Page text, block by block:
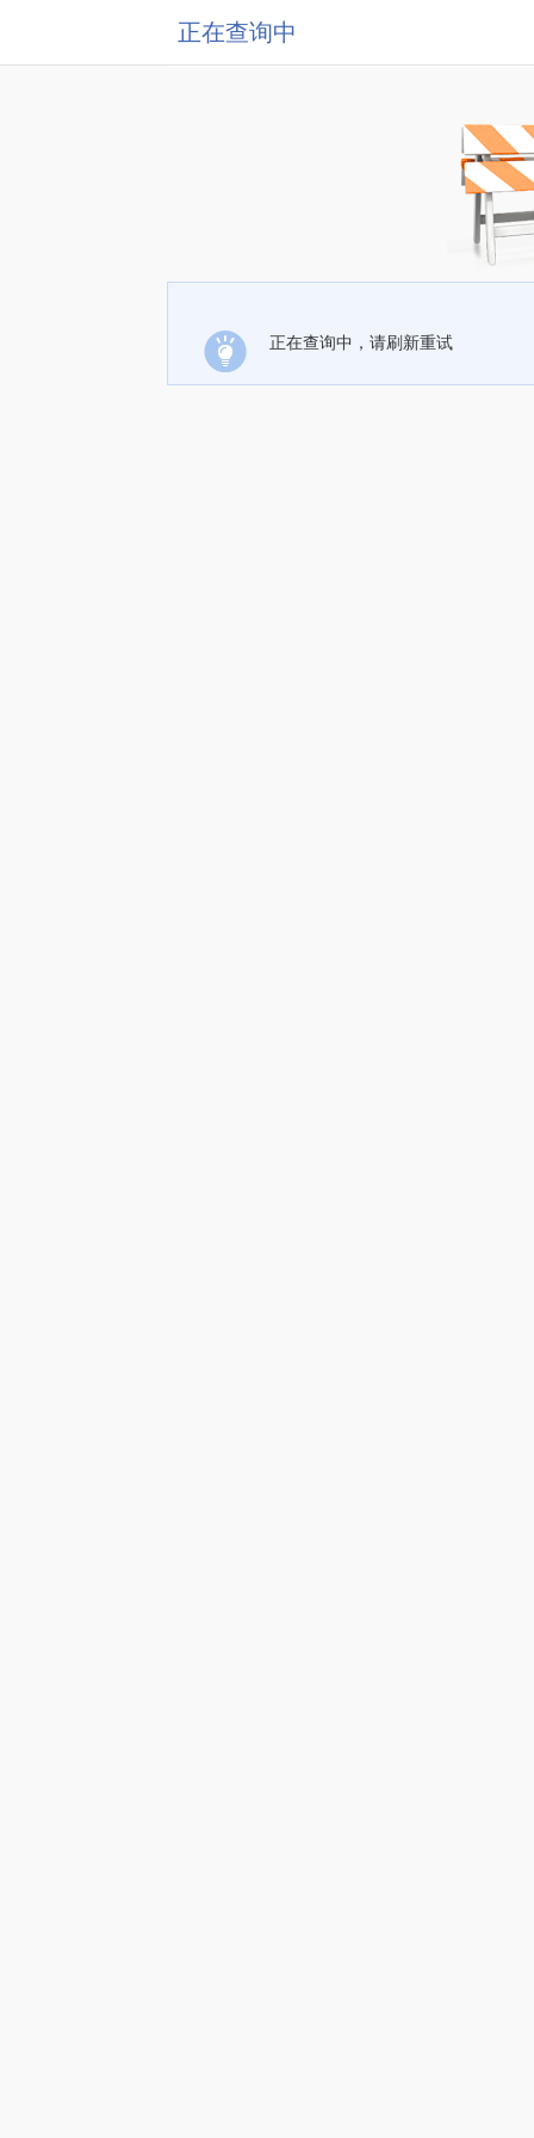
正在查询中
正在查询中，请刷新重试